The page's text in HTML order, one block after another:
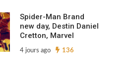
Spider-Man Brand
new day, Destin Daniel
Cretton, Marvel
4 jours ago 136